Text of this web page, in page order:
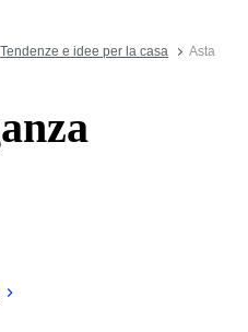
Tendenze e idee per la casa
Asta